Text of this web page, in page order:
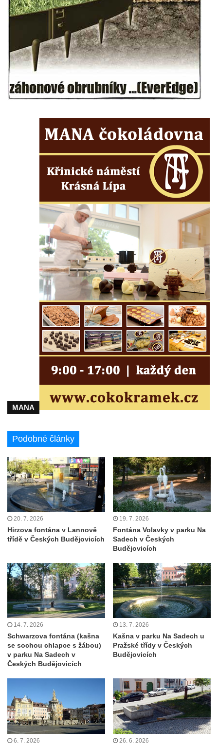
Míru v Mělníku
Kašna Rusalka ve Smetanových sadech v
Plzni
Fontána se sochou Matka s dítětem v
Kopeckého sadech v Plzni
Kašna Pocta baroku na náměstí T. G. M. v
Dobřanech
Kašna na Mírovém náměstí v Netolicích
Krakonošova kašna na Krakonošově
náměstí v Trutnově
Kašna Hygie na budově radnice na Horním
náměstí v Olomouci
Olomouci
Jupiterova kašna na Dolním náměstí v
Olomouci
Kašna na Masarykově náměstí ve Vyškově
Zpívající fontána na Masarykově náměstí v
Hodoníně
Kašna Ptačí napajedlo na Lázeňském
náměstí v Teplicích
Kašna v parku na Lázeňském náměstí u
lázeňského domu Beethoven v Teplicích
Fontána Pampeliška v parku u Císařských
Kašna na Laubeho náměstí u Císařských
Porcelánová kašna na křižovatce u
Porcelánová fontána v areálu Českého
porcelánu v Dubí
Kašna v parku před kostelem
Neposkvrněného početí Panny Marie v
Dubí
Kašna na nádvoří Tereziných lázní v Dubí
Kašna u Nerudovy studánky v Běhánkách
Vodní kaskáda pod schodištěm u jižní
terasní zdí v zámeckém parku v
Kašna pod jižní terasní zdí v zámeckém
parku v Libochovicích
Kašna v zámeckém parku v Libochovicích
Kašna na severním nádvoří zámku v
Libochovicích
Kašna na Mírovém náměstí u kostela
svatého Václava v Budyni nad Ohří
Kašna v lázeňském parku u ulice Lázeňská
ve Mšeném-lázně
Kašna před pavilonem Říp v lázeňském
parku ve Mšeném-lázně
MANA
Podobné články
20. 7. 2026
Hirzova fontána v Lannově
třídě v Českých Budějovicích
19. 7. 2026
Fontána Volavky v parku Na
Sadech v Českých
Budějovicích
14. 7. 2026
Schwarzova fontána (kašna
se sochou chlapce s žábou)
v parku Na Sadech v
Českých Budějovicích
13. 7. 2026
Kašna v parku Na Sadech u
Pražské třídy v Českých
Budějovicích
6. 7. 2026 26. 6. 2026